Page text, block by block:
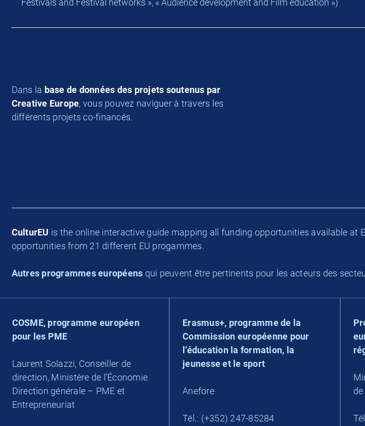
Festivals and Festival networks », « Audience development and Film education »)
Dans la base de données des projets soutenus par
Creative Europe, vous pouvez naviguer à travers les
différents projets co-financés.
CulturEU is the online interactive guide mapping all funding opportunities available
opportunities from 21 different EU progammes.
Autres programmes européens qui peuvent être pertinents pour les acteurs des
COSME, programme européen
pour les PME
Laurent Solazzi, Conseiller de
direction, Ministère de l’Économie
Direction générale – PME et
Entrepreneuriat
Erasmus+, programme de la
Commission européenne pour
l’éducation la formation, la
jeunesse et le sport
Anefore
Tél.: (+352) 247-85284